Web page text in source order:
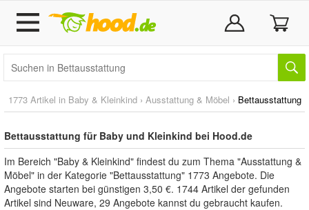
1773 Artikel in Baby & Kleinkind › Ausstattung & Möbel › Bettausstattung
Bettausstattung für Baby und Kleinkind bei Hood.de
Im Bereich "Baby & Kleinkind" findest du zum Thema "Ausstattung &
Möbel" in der Kategorie "Bettausstattung" 1773 Angebote. Die
Angebote starten bei günstigen 3,50 €. 1744 Artikel der gefunden
Artikel sind Neuware, 29 Angebote kannst du gebraucht kaufen.